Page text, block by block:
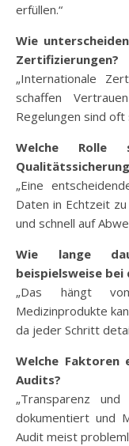
erfüllen.“
Wie
Zertifizierungen?
„Internationale
schaffen
Regelungen sind
Welche Rolle
„Eine
Daten in Echtzeit
und schnell auf
Wie lange
beispielsweise bei
„Das hängt
Medizinprodukte
da jeder Schritt
Welche Faktoren
Audits?
„Transparenz
dokumentiert und
Audit meist